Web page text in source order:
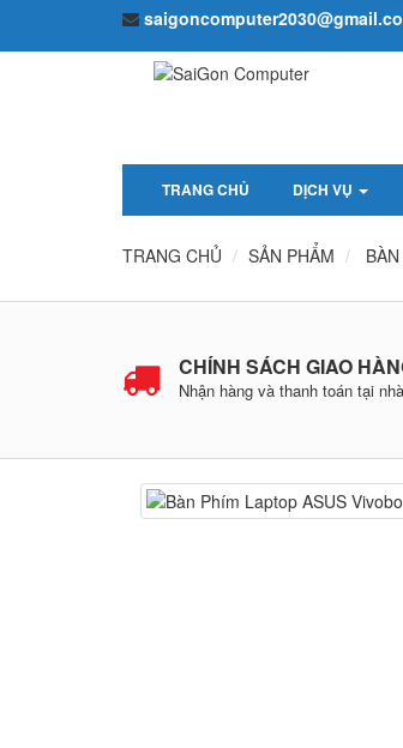
TRANG CHỦ DỊCH VỤ
TRANG CHỦ SẢN PHẨM
CHÍNH SÁCH GIAO
Nhận hàng và thanh toán tại nhà